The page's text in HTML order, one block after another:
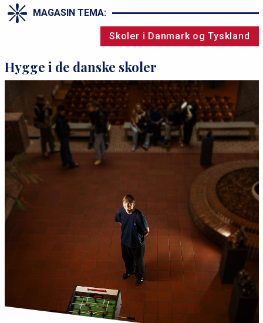
MAGASIN TEMA:
Skoler i Danmark og Tyskland
Hygge i de danske skoler